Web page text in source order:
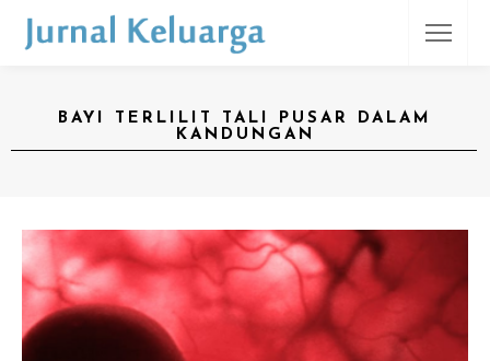
BAYI TERLILIT TALI PUSAR DALAM
KANDUNGAN